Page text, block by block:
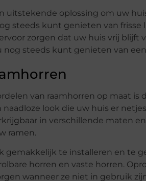
uitstekende oplossing om uw
steeds kunt genieten van
zorgen dat uw huis vrij blijft
steeds kunt genieten van
van raamhorren op maat is
look die uw huis er
in verschillende maten
ramen.
gemakkelijk te installeren en te
horren en vaste horren.
wanneer ze niet in gebruik